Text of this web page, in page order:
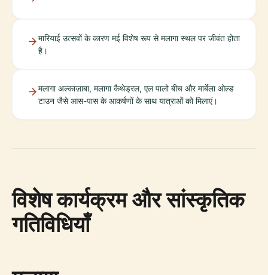
मारियाई उत्सवों के कारण मई विशेष रूप से मलागा स्थल पर जीवंत होता
है।
मलागा अल्काज़ाबा, मलागा कैथेड्रल, एल पालो बीच और मार्बेला ओल्ड
टाउन जैसे आस-पास के आकर्षणों के साथ यात्राओं को मिलाएं।
विशेष कार्यक्रम और सांस्कृतिक
गतिविधियाँ